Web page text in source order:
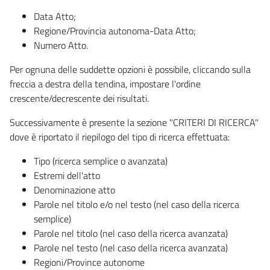
Data Atto;
Regione/Provincia autonoma-Data Atto;
Numero Atto.
Per ognuna delle suddette opzioni è possibile, cliccando sulla
freccia a destra della tendina, impostare l'ordine
crescente/decrescente dei risultati.
Successivamente è presente la sezione "CRITERI DI RICERCA"
dove è riportato il riepilogo del tipo di ricerca effettuata:
Tipo (ricerca semplice o avanzata)
Estremi dell'atto
Denominazione atto
Parole nel titolo e/o nel testo (nel caso della ricerca
semplice)
Parole nel titolo (nel caso della ricerca avanzata)
Parole nel testo (nel caso della ricerca avanzata)
Regioni/Province autonome